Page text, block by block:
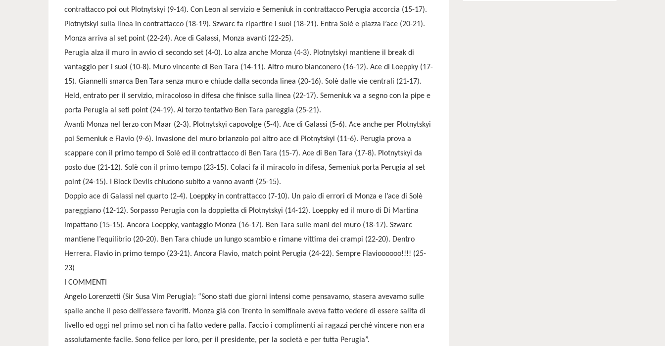
contrattacco poi out Plotnytskyi (9-14). Con Leon al servizio e Semeniuk in contrattacco Perugia accorcia (15-17).
Plotnytskyi sulla linea in contrattacco (18-19). Szwarc fa ripartire i suoi (18-21). Entra Solè e piazza l’ace (20-21).
Monza arriva al set point (22-24). Ace di Galassi, Monza avanti (22-25).
Perugia alza il muro in avvio di secondo set (4-0). Lo alza anche Monza (4-3). Plotnytskyi mantiene il break di
vantaggio per i suoi (10-8). Muro vincente di Ben Tara (14-11). Altro muro bianconero (16-12). Ace di Loeppky (17-
15). Giannelli smarca Ben Tara senza muro e chiude dalla seconda linea (20-16). Solè dalle vie centrali (21-17).
Held, entrato per il servizio, miracoloso in difesa che finisce sulla linea (22-17). Semeniuk va a segno con la pipe e
porta Perugia al seti point (24-19). Al terzo tentativo Ben Tara pareggia (25-21).
Avanti Monza nel terzo con Maar (2-3). Plotnytskyi capovolge (5-4). Ace di Galassi (5-6). Ace anche per Plotnytskyi
poi Semeniuk e Flavio (9-6). Invasione del muro brianzolo poi altro ace di Plotnytskyi (11-6). Perugia prova a
scappare con il primo tempo di Solè ed il contrattacco di Ben Tara (15-7). Ace di Ben Tara (17-8). Plotnytskyi da
posto due (21-12). Solè con il primo tempo (23-15). Colaci fa il miracolo in difesa, Semeniuk porta Perugia al set
point (24-15). I Block Devils chiudono subito a vanno avanti (25-15).
Doppio ace di Galassi nel quarto (2-4). Loeppky in contrattacco (7-10). Un paio di errori di Monza e l’ace di Solè
pareggiano (12-12). Sorpasso Perugia con la doppietta di Plotnytskyi (14-12). Loeppky ed il muro di Di Martina
impattano (15-15). Ancora Loeppky, vantaggio Monza (16-17). Ben Tara sulle mani del muro (18-17). Szwarc
mantiene l’equilibrio (20-20). Ben Tara chiude un lungo scambio e rimane vittima dei crampi (22-20). Dentro
Herrera. Flavio in primo tempo (23-21). Ancora Flavio, match point Perugia (24-22). Sempre Flavioooooo!!!! (25-
23)
I COMMENTI
Angelo Lorenzetti (Sir Susa Vim Perugia): “Sono stati due giorni intensi come pensavamo, stasera avevamo sulle
spalle anche il peso dell’essere favoriti. Monza già con Trento in semifinale aveva fatto vedere di essere salita di
livello ed oggi nel primo set non ci ha fatto vedere palla. Faccio i complimenti ai ragazzi perché vincere non era
assolutamente facile. Sono felice per loro, per il presidente, per la società e per tutta Perugia”.